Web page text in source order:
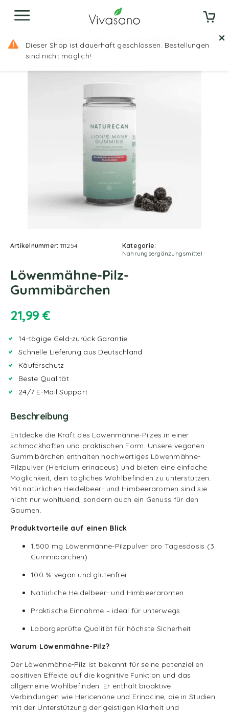
Gummibärchen
Artikelnummer: 111254
Kategorie:
Nahrungsergänzungsmittel
Löwenmähne-Pilz-
Gummibärchen
21,99 €
14-tägige Geld-zurück Garantie
Schnelle Lieferung aus Deutschland
Käuferschutz
Beste Qualität
24/7 E-Mail Support
Beschreibung
Entdecke die Kraft des Löwenmähne-Pilzes in einer
schmackhaften und praktischen Form. Unsere veganen
Gummibärchen enthalten hochwertiges Löwenmähne-
Pilzpulver (Hericium erinaceus) und bieten eine einfache
Möglichkeit, dein tägliches Wohlbefinden zu unterstützen.
Mit natürlichen Heidelbeer- und Himbeeraromen sind sie
nicht nur wohltuend, sondern auch ein Genuss für den
Gaumen.
Produktvorteile auf einen Blick
1.500 mg Löwenmähne-Pilzpulver pro Tagesdosis (3
Gummibärchen)
100 % vegan und glutenfrei
Natürliche Heidelbeer- und Himbeeraromen
Praktische Einnahme – ideal für unterwegs
Laborgeprüfte Qualität für höchste Sicherheit
Warum Löwenmähne-Pilz?
Der Löwenmähne-Pilz ist bekannt für seine potenziellen
positiven Effekte auf die kognitive Funktion und das
allgemeine Wohlbefinden. Er enthält bioaktive
Verbindungen wie Hericenone und Erinacine, die in Studien
mit der Unterstützung der geistigen Klarheit und
Dieser Shop ist dauerhaft geschlossen. Bestellungen
sind nicht möglich!